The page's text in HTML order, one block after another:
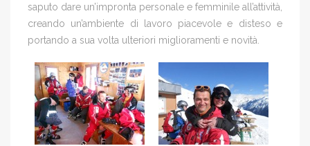
saputo dare un’impronta personale e femminile all’attività,
creando un’ambiente di lavoro piacevole e disteso e
portando a sua volta ulteriori miglioramenti e novità.